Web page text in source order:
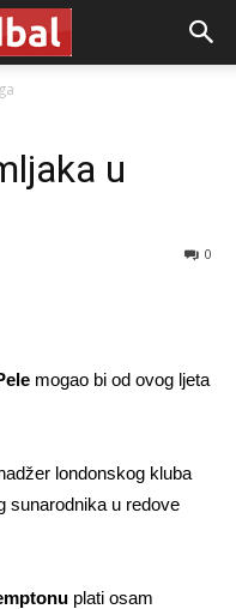
u
0
mogao bi od ovog ljeta
londonskog kluba
sunarodnika u redove
plati osam